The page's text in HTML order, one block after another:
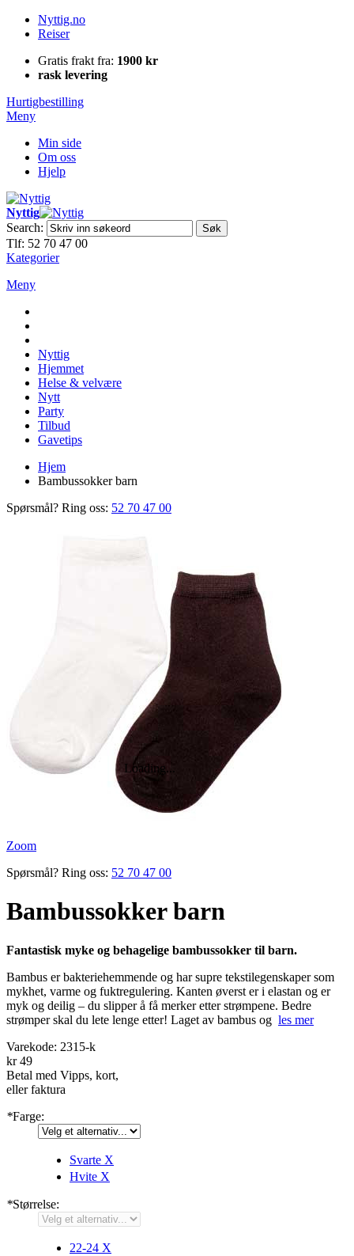
Nyttig.no
Reiser
Gratis frakt fra: 1900 kr
rask levering
Hurtigbestilling
Meny
Min side
Om oss
Hjelp
Nyttig
Search:
Søk
Tlf: 52 70 47 00
Kategorier
Meny
Nyttig
Hjemmet
Helse & velvære
Nytt
Party
Tilbud
Gavetips
Hjem
Bambussokker barn
Spørsmål? Ring oss: 52 70 47 00
Zoom
Spørsmål? Ring oss: 52 70 47 00
Bambussokker barn
Fantastisk myke og behagelige bambussokker til barn.
Bambus er bakterie­hemmende og har supre tekstil­egenskaper som
mykhet, varme og fukt­regulering. Kanten øverst er i ­elastan og er
myk og ­deilig – du slipper å få merker etter strømpene. Bedre
strømper skal du lete lenge etter! Laget av bambus og ­ les mer
Varekode: 2315-k
kr 49
Betal med Vipps, kort,
eller faktura
*Farge:
Svarte X
Hvite X
*Størrelse:
22-24 X